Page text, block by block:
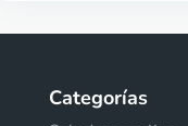
Categorías